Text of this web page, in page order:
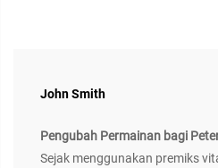
John Smith
Pengubah Permainan bagi
Sejak menggunakan premiks